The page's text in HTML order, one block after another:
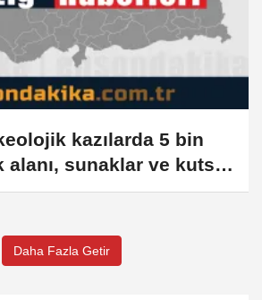
kazılarda 5 bin
alanı, sunaklar ve kutsal
Daha Fazla Getir